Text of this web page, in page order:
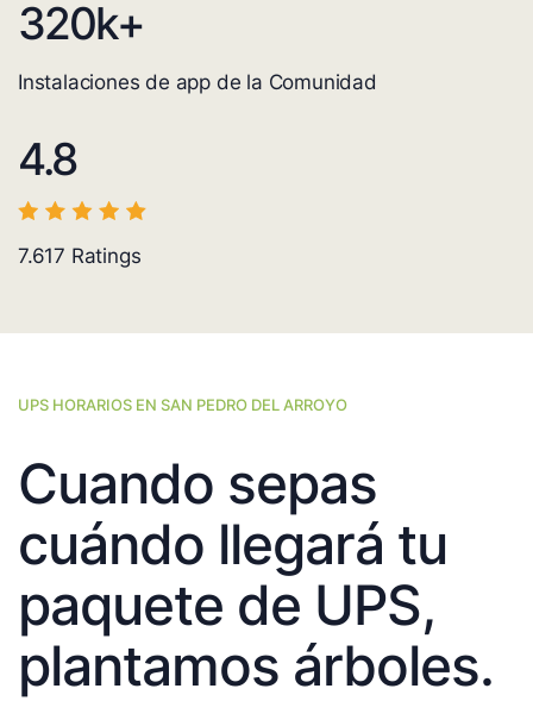
320k+
Instalaciones de app de la Comunidad
4.8
7.617 Ratings
UPS HORARIOS EN SAN PEDRO DEL ARROYO
Cuando sepas
cuándo llegará tu
paquete de UPS,
plantamos árboles.